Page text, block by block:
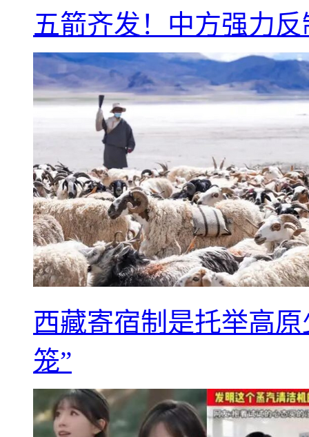
五箭齐发！中方强力
西藏寄宿制是托举高
笼”